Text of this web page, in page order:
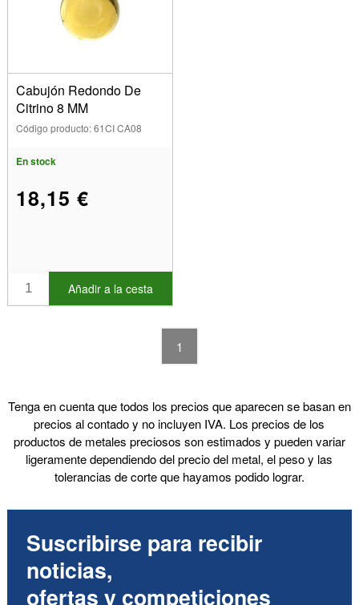
Cabujón Redondo De
Citrino 8 MM
Código producto: 61CI CA08
En stock
18,15 €
Añadir a la cesta
1
Tenga en cuenta que todos los precios que aparecen se basan en
precios al contado y no incluyen IVA. Los precios de los
productos de metales preciosos son estimados y pueden variar
ligeramente dependiendo del precio del metal, el peso y las
tolerancias de corte que hayamos podido lograr.
Suscribirse para recibir
noticias,
ofertas y competiciones